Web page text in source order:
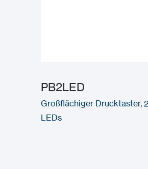
PB2LED
Großflächiger Drucktaster,
LEDs